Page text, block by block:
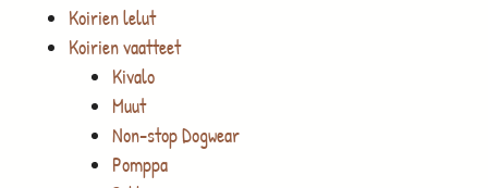
Koirien lelut
Koirien vaatteet
Kivalo
Muut
Non-stop Dogwear
Pomppa